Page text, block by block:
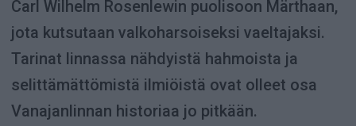
Carl Wilhelm Rosenlewin puolisoon Märthaan,
jota kutsutaan valkoharsoiseksi vaeltajaksi.
Tarinat linnassa nähdyistä hahmoista ja
selittämättömistä ilmiöistä ovat olleet osa
Vanajanlinnan historiaa jo pitkään.